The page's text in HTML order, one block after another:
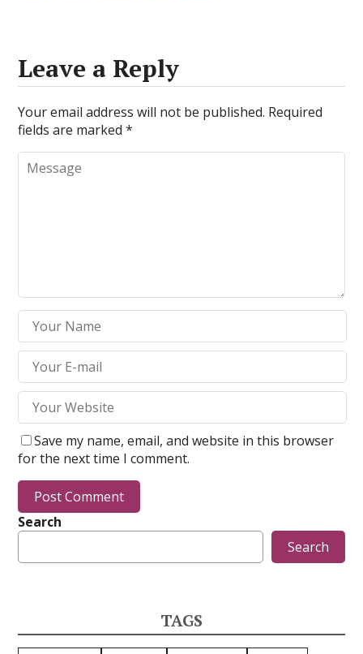
Leave a Reply
Your email address will not be published. Required
fields are marked*
Save my name, email, and website in this browser
for the next time I comment.
Search
Search
TAGS